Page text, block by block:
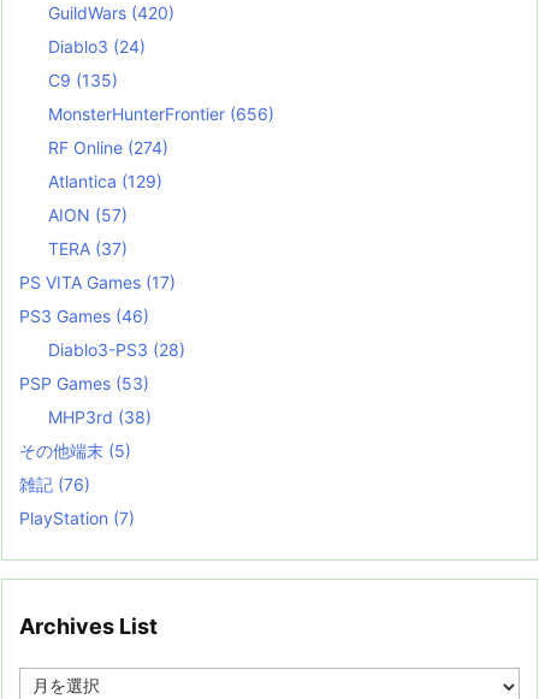
GuildWars (420)
Diablo3 (24)
C9 (135)
MonsterHunterFrontier (656)
RF Online (274)
Atlantica (129)
AION (57)
TERA (37)
PS VITA Games (17)
PS3 Games (46)
Diablo3-PS3 (28)
PSP Games (53)
MHP3rd (38)
その他端末 (5)
雑記 (76)
PlayStation (7)
Archives List